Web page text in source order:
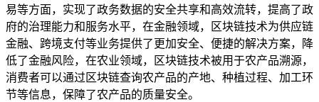
易等方面，实现了政务数据的安全共享和高效流转，提高了政
府的治理能力和服务水平，在金融领域，区块链技术为供应链
金融、跨境支付等业务提供了更加安全、便捷的解决方案，降
低了金融风险，在农业领域，区块链技术被用于农产品溯源，
消费者可以通过区块链查询农产品的产地、种植过程、加工环
节等信息，保障了农产品的质量安全。